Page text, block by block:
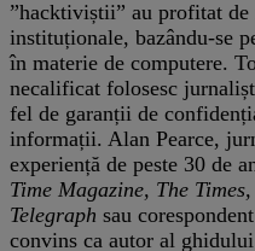
”hacktiviștii” au profitat
instituționale, bazându-se
în materie de computere.
necalificat folosesc
fel de garanții de
informații. Alan Pearce,
experiență de peste 30 de
Time Magazine, The
Telegraph sau
convins ca autor al